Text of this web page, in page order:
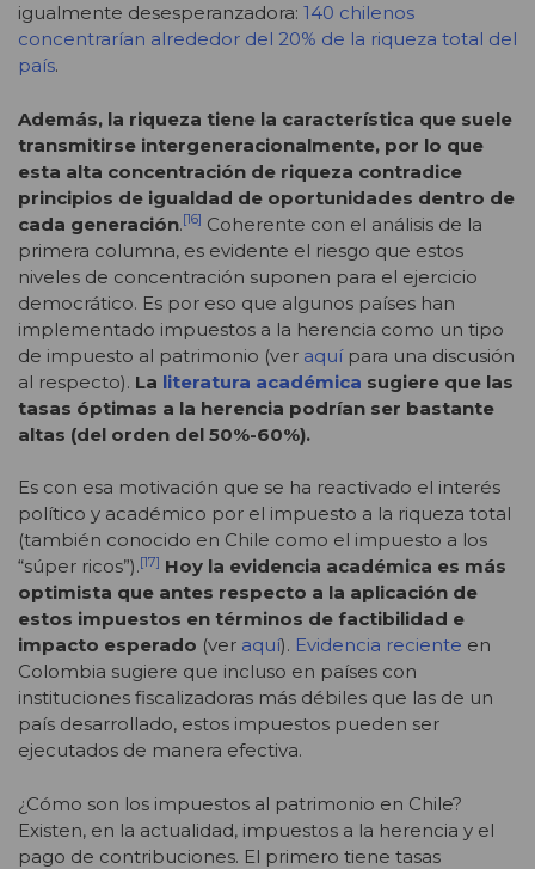
igualmente desesperanzadora: 140 chilenos
concentrarían alrededor del 20% de la riqueza total del
país.
Además, la riqueza tiene la característica que suele
transmitirse intergeneracionalmente, por lo que
esta alta concentración de riqueza contradice
principios de igualdad de oportunidades dentro de
cada generación.[16] Coherente con el análisis de la
primera columna, es evidente el riesgo que estos
niveles de concentración suponen para el ejercicio
democrático. Es por eso que algunos países han
implementado impuestos a la herencia como un tipo
de impuesto al patrimonio (ver aquípara una discusión
al respecto). La literatura académica sugiere que las
tasas óptimas a la herencia podrían ser bastante
altas (del orden del 50%-60%).
Es con esa motivación que se ha reactivado el interés
político y académico por el impuesto a la riqueza total
(también conocido en Chile como el impuesto a los
“súper ricos”).[17] Hoy la evidencia académica es más
optimista que antes respecto a la aplicación de
estos impuestos en términos de factibilidad e
impacto esperado (ver aquí). Evidencia reciente en
Colombia sugiere que incluso en países con
instituciones fiscalizadoras más débiles que las de un
país desarrollado, estos impuestos pueden ser
ejecutados de manera efectiva.
¿Cómo son los impuestos al patrimonio en Chile?
Existen, en la actualidad, impuestos a la herencia y el
pago de contribuciones. El primero tiene tasas